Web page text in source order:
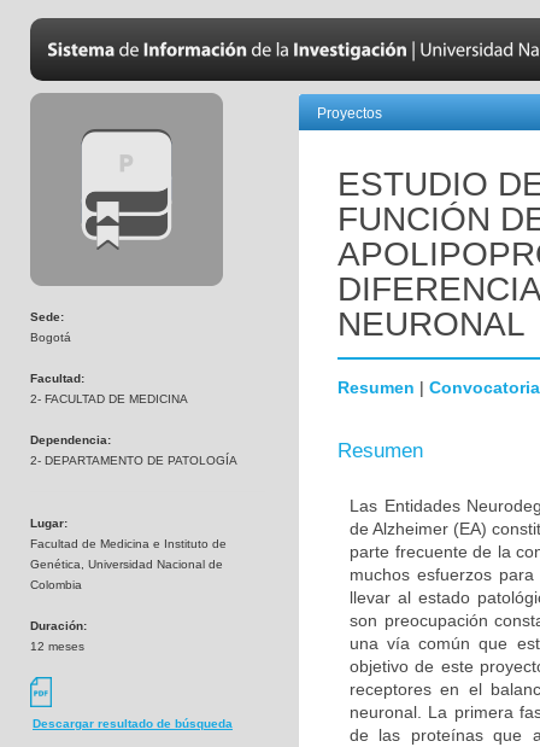
Sede:
Bogotá
Facultad:
2- FACULTAD DE MEDICINA
Dependencia:
2- DEPARTAMENTO DE PATOLOGÍA
Lugar:
Facultad de Medicina e Instituto de
Genética, Universidad Nacional de
Colombia
Duración:
12 meses
Descargar resultado de búsqueda
Proyectos
ESTUDIO
FUNCIÓN
NEURONAL
Resumen | Convocatoria
Resumen
Las Entidades
de Alzheimer (EA)
parte frecuente de la
muchos esfuerzos
llevar al estado
son preocupación
una vía común que
objetivo de este
receptores en el
neuronal. La primera
de las proteínas que